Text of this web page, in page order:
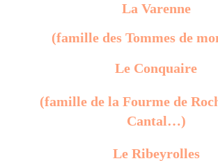
La Varenne
(famille des Tommes de
Le Conquaire
(famille de la Fourme de
Cantal…)
Le Ribeyrolles